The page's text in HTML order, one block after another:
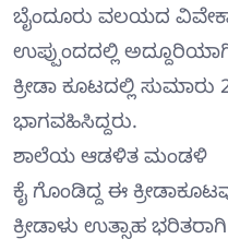
ಬೈಂದೂರು ವಲಯದ
ಉಪ್ಪುಂದದಲ್ಲಿ
ಕ್ರೀಡಾ ಕೂಟದಲ್ಲಿ
ಭಾಗವಹಿಸಿದ್ದರು.
ಶಾಲೆಯ ಆಡಳಿತ ಮಂಡಳಿ
ಕೈ ಗೊಂಡಿದ್ದ ಈ
ಕ್ರೀಡಾಳು ಉತ್ಸಾಹ